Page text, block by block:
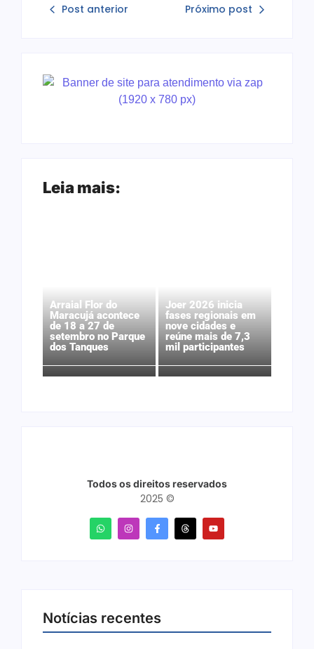
Post anterior Próximo post
Leia mais:
Arraial Flor do
Maracujá acontece
de 18 a 27 de
setembro no Parque
dos Tanques
Joer 2026 inicia
fases regionais em
nove cidades e
reúne mais de 7,3
mil participantes
Todos os direitos reservados
2025 ©
Notícias recentes